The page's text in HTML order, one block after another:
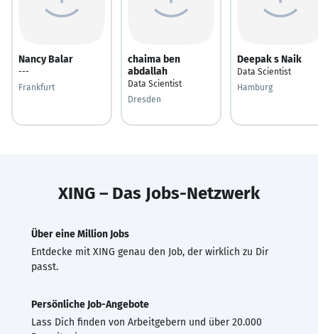
Nancy Balar
---
Frankfurt
chaima ben
abdallah
Data Scientist
Dresden
Deepak s Naik
Data Scientist
Hamburg
XING – Das Jobs-Netzwerk
Über eine Million Jobs
Entdecke mit XING genau den Job, der wirklich zu Dir
passt.
Persönliche Job-Angebote
Lass Dich finden von Arbeitgebern und über 20.000